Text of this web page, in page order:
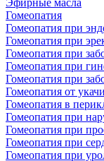
Эфирные масла
Гомеопатия
Гомеопатия при
Гомеопатия при
Гомеопатия при
Гомеопатия при
Гомеопатия при
Гомеопатия от
Гомеопатия в
Гомеопатия при
Гомеопатия при
Гомеопатия при
Гомеопатия при